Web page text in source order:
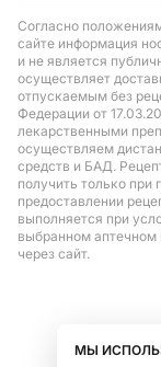
Согласно
сайте информация
и не является
осуществляет
отпускаемым без
Федерации от
лекарственными
осуществляем
средств и БАД.
получить только
предоставлении
выполняется при
выбранном аптечном
через сайт.
МЫ